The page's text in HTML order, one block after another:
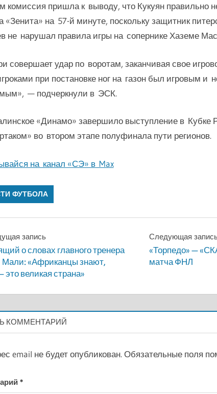
комиссия пришла к выводу, что Кукуян правильно
«Зенита» на 57-й минуте, поскольку защитник
не нарушал правила игры на сопернике Хаземе
совершает удар по воротам, заканчивая свое
при постановке ног на газон был игровым и
— подчеркнули в ЭСК.
«Динамо» завершило выступление в Кубке
во втором этапе полуфинала пути регионов.
на канал «СЭ» в Max
ФУТБОЛА
запись
о словах главного тренера
Мали: «Африканцы знают,
это великая страна»
Следующая
«Торпедо» —
матча ФНЛ
КОММЕНТАРИЙ
email не будет опубликован.Обязательные поля
*